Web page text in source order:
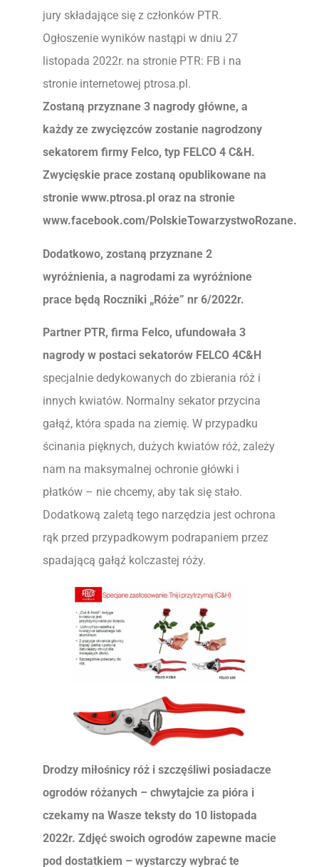
jury składające się z członków PTR.
Ogłoszenie wyników nastąpi w dniu 27
listopada 2022r. na stronie PTR: FB i na
stronie internetowej ptrosa.pl.
Zostaną przyznane 3 nagrody główne, a
każdy ze zwycięzców zostanie nagrodzony
sekatorem firmy Felco, typ FELCO 4 C&H.
Zwycięskie prace zostaną opublikowane na
stronie www.ptrosa.pl oraz na stronie
www.facebook.com/PolskieTowarzystwoRozane.
Dodatkowo, zostaną przyznane 2
wyróżnienia, a nagrodami za wyróżnione
prace będą Roczniki „Róże” nr 6/2022r.
Partner PTR, firma Felco, ufundowała 3
nagrody w postaci sekatorów FELCO 4C&H
specjalnie dedykowanych do zbierania róż i
innych kwiatów. Normalny sekator przycina
gałąź, która spada na ziemię. W przypadku
ścinania pięknych, dużych kwiatów róż, zależy
nam na maksymalnej ochronie główki i
płatków – nie chcemy, aby tak się stało.
Dodatkową zaletą tego narzędzia jest ochrona
rąk przed przypadkowym podrapaniem przez
spadającą gałąź kolczastej róży.
Drodzy miłośnicy róż i szczęśliwi posiadacze
ogrodów różanych – chwytajcie za pióra i
czekamy na Wasze teksty do 10 listopada
2022r. Zdjęć swoich ogrodów zapewne macie
pod dostatkiem – wystarczy wybrać te